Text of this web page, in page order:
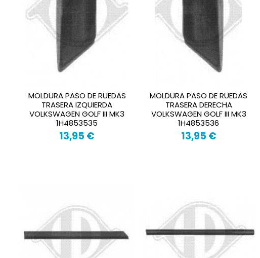
MOLDURA PASO DE RUEDAS
TRASERA IZQUIERDA
VOLKSWAGEN GOLF III MK3
1H4853535
13,95 €
MOLDURA PASO DE RUEDAS
TRASERA DERECHA
VOLKSWAGEN GOLF III MK3
1H4853536
13,95 €